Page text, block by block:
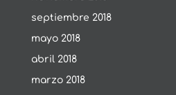
septiembre 2018
mayo 2018
abril 2018
marzo 2018